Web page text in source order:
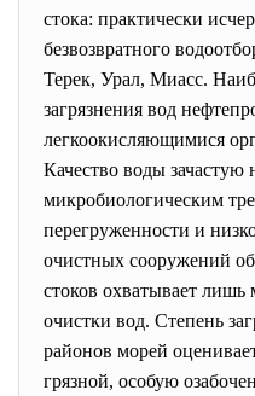
стока: практически
безвозвратного
Терек, Урал, Миасс.
загрязнения вод
легкоокисляющимися
Качество воды зачастую
микробиологическим
перегруженности и
очистных сооружений
стоков охватывает
очистки вод. Степень
районов морей
грязной, особую